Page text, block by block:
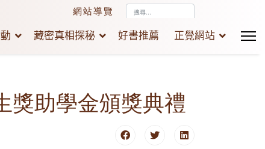
網站導覽
尋...
藏密真相探秘 好書推薦 正覺網站
獎助學金頒獎典禮